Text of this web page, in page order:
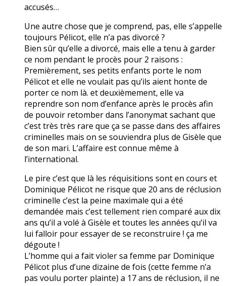
accusés…
Une autre chose que je comprend, pas, elle s’appelle
toujours Pélicot, elle n’a pas divorcé ?
Bien sûr qu’elle a divorcé, mais elle a tenu à garder
ce nom pendant le procès pour 2 raisons :
Premièrement, ses petits enfants porte le nom
Pélicot et elle ne voulait pas qu’ils aient honte de
porter ce nom là. et deuxièmement, elle va
reprendre son nom d’enfance après le procès afin
de pouvoir retomber dans l’anonymat sachant que
c’est très très rare que ça se passe dans des affaires
criminelles mais on se souviendra plus de Gisèle que
de son mari. L’affaire est connue même à
l’international.
Le pire c’est que là les réquisitions sont en cours et
Dominique Pélicot ne risque que 20 ans de réclusion
criminelle c’est la peine maximale qui a été
demandée mais c’est tellement rien comparé aux dix
ans qu’il a volé à Gisèle et toutes les années qu’il va
lui falloir pour essayer de se reconstruire ! ça me
dégoute !
L’homme qui a fait violer sa femme par Dominique
Pélicot plus d’une dizaine de fois (cette femme n’a
pas voulu porter plainte) a 17 ans de réclusion, il ne